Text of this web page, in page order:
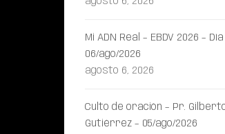
Mi ADN Real – EBDV 2026 – Día
06/ago/2026
agosto 6, 2026
Culto de oración – Pr.
Gutiérrez – 05/ago/2026